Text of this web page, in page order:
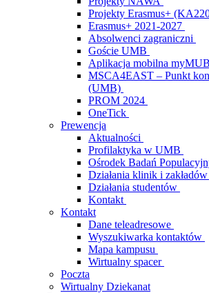
Projekty Erasmus+
Erasmus+ 2021-2027
Absolwenci zagraniczni
Goście UMB
Aplikacja mobilna myMUB
MSCA4EAST – Punkt
(UMB)
PROM 2024
OneTick
Prewencja
Aktualności
Profilaktyka w UMB
Ośrodek Badań
Działania klinik i zakładów
Działania studentów
Kontakt
Kontakt
Dane teleadresowe
Wyszukiwarka kontaktów
Mapa kampusu
Wirtualny spacer
Poczta
Wirtualny Dziekanat